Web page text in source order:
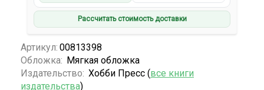
Рассчитать стоимость доставки
Артикул: 00813398
Обложка: Мягкая обложка
Издательство: Хобби Пресс (все книги
издательства)